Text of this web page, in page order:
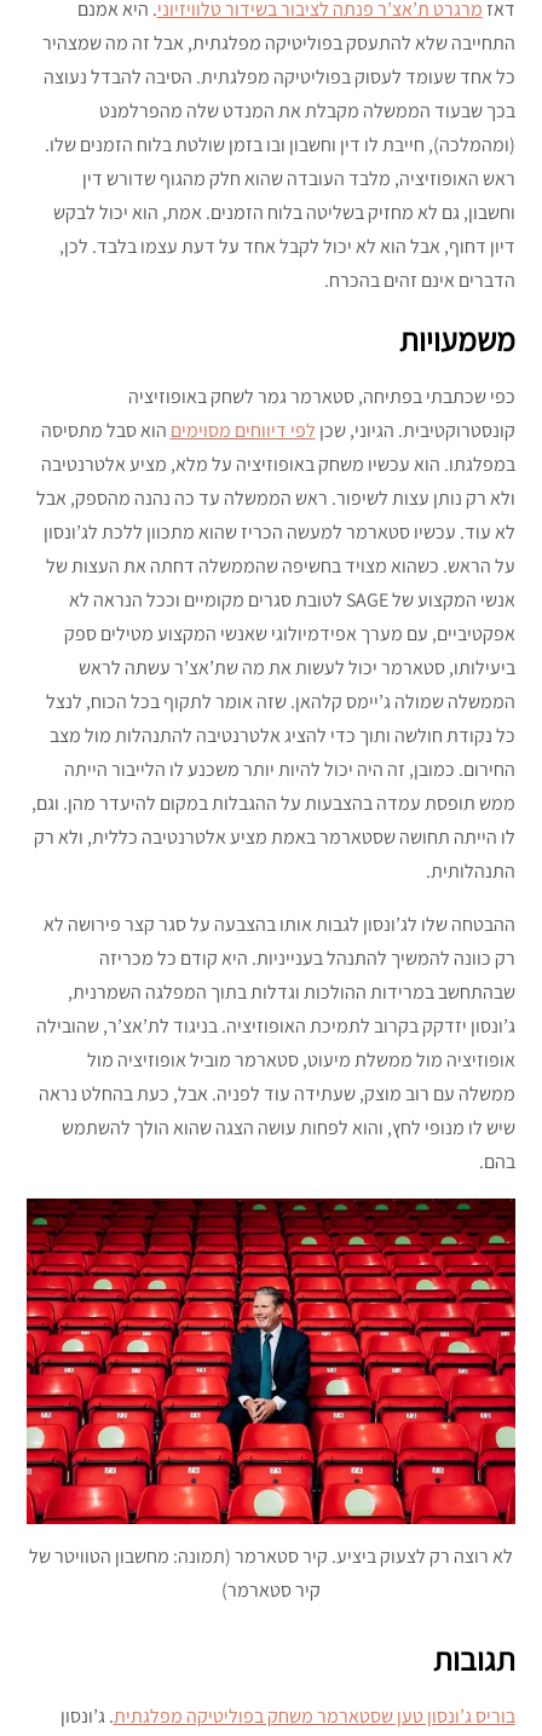
דאז מרגרט ת’אצ’ר פנתה לציבור בשידור טלוויזיוני. היא אמנם
התחייבה שלא להתעסק בפוליטיקה מפלגתית, אבל זה מה שמצהיר
כל אחד שעומד לעסוק בפוליטיקה מפלגתית. הסיבה להבדל נעוצה
בכך שבעוד הממשלה מקבלת את המנדט שלה מהפרלמנט
(ומהמלכה), חייבת לו דין וחשבון ובו בזמן שולטת בלוח הזמנים שלו.
ראש האופוזיציה, מלבד העובדה שהוא חלק מהגוף שדורש דין
וחשבון, גם לא מחזיק בשליטה בלוח הזמנים. אמת, הוא יכול לבקש
דיון דחוף, אבל הוא לא יכול לקבל אחד על דעת עצמו בלבד. לכן,
הדברים אינם זהים בהכרח.
משמעויות
כפי שכתבתי בפתיחה, סטארמר גמר לשחק באופוזיציה
קונסטרוקטיבית. הגיוני, שכן לפי דיווחים מסוימים הוא סבל מתסיסה
במפלגתו. הוא עכשיו משחק באופוזיציה על מלא, מציע אלטרנטיבה
ולא רק נותן עצות לשיפור. ראש הממשלה עד כה נהנה מהספק, אבל
לא עוד. עכשיו סטארמר למעשה הכריז שהוא מתכוון ללכת לג’ונסון
על הראש. כשהוא מצויד בחשיפה שהממשלה דחתה את העצות של
אנשי המקצוע של SAGE לטובת סגרים מקומיים וככל הנראה לא
אפקטיביים, עם מערך אפידמיולוגי שאנשי המקצוע מטילים ספק
ביעילותו, סטארמר יכול לעשות את מה שת’אצ’ר עשתה לראש
הממשלה שמולה ג’יימס קלהאן. שזה אומר לתקוף בכל הכוח, לנצל
כל נקודת חולשה ותוך כדי להציג אלטרנטיבה להתנהלות מול מצב
החירום. כמובן, זה היה יכול להיות יותר משכנע לו הלייבור הייתה
ממש תופסת עמדה בהצבעות על ההגבלות במקום להיעדר מהן. וגם,
לו הייתה תחושה שסטארמר באמת מציע אלטרנטיבה כללית, ולא רק
התנהלותית.
ההבטחה שלו לג’ונסון לגבות אותו בהצבעה על סגר קצר פירושה לא
רק כוונה להמשיך להתנהל בענייניות. היא קודם כל מכריזה
שבהתחשב במרידות ההולכות וגדלות בתוך המפלגה השמרנית,
ג’ונסון יזדקק בקרוב לתמיכת האופוזיציה. בניגוד לת’אצ’ר, שהובילה
אופוזיציה מול ממשלת מיעוט, סטארמר מוביל אופוזיציה מול
ממשלה עם רוב מוצק, שעתידה עוד לפניה. אבל, כעת בהחלט נראה
שיש לו מנופי לחץ, והוא לפחות עושה הצגה שהוא הולך להשתמש
בהם.
לא רוצה רק לצעוק ביציע. קיר סטארמר (תמונה: מחשבון הטוויטר של
קיר סטארמר)
תגובות
בוריס ג’ונסון טען שסטארמר משחק בפוליטיקה מפלגתית. ג’ונסון